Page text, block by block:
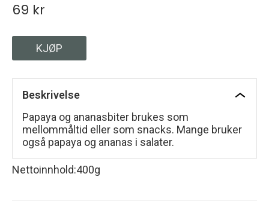
69 kr
KJØP
Beskrivelse
Papaya og ananasbiter brukes som
mellommåltid eller som snacks. Mange bruker
også papaya og ananas i salater.
Nettoinnhold:400g